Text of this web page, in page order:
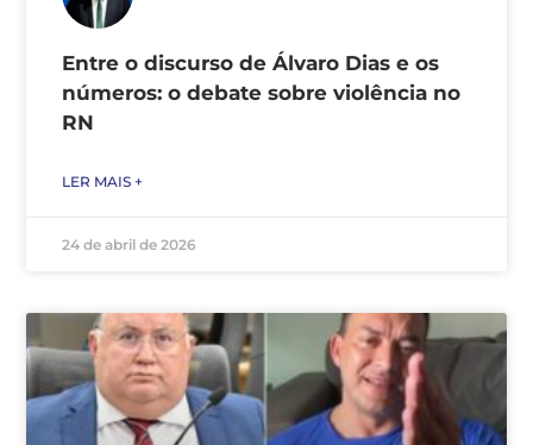
Entre o discurso de Álvaro Dias e os
números: o debate sobre violência no
RN
LER MAIS +
24 de abril de 2026